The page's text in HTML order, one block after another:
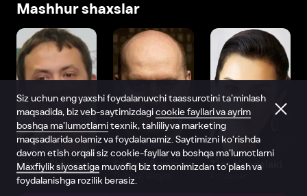
Mashhur shaxslar
Vitaliy Shlyappo
Produser
Sergey Burunov
Dublyaj aktyori
Tina Kandelaki
Siz uchun eng yaxshi foydalanuvchi taassurotini ta’minlash
maqsadida, biz veb-saytimizdagicookie fayllari va ayrim
boshqa ma’lumotlarnitexnik, tahliliy va marketing
maqsadlarida olamiz va foydalanamiz. Saytimizni ko‘rishda
davom etish orqali siz cookie-fayllar va boshqa ma’lumotlarni
Maxfiylik siyosatiga muvofiq biz tomonimizdan to‘plash va
foydalanishga rozilik berasiz.